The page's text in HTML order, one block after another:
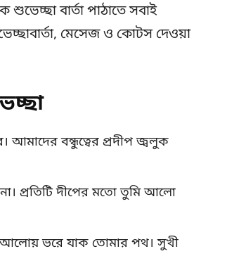
বার্তা পাঠাতে সবাই
মেসেজ ও কোটস দেওয়া
বন্ধুত্বের প্রদীপ জ্বলুক
প্রতিটি দীপের মতো তুমি আলো
আলোয় ভরে যাক তোমার পথ। সুখী